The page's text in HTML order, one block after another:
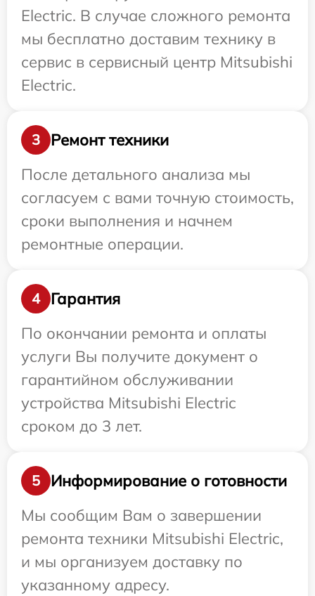
Electric. В случае сложного ремонта
мы бесплатно доставим технику в
сервис в сервисный центр Mitsubishi
Electric.
3
Ремонт техники
После детального анализа мы
согласуем с вами точную стоимость,
сроки выполнения и начнем
ремонтные операции.
4
Гарантия
По окончании ремонта и оплаты
услуги Вы получите документ о
гарантийном обслуживании
устройства Mitsubishi Electric
сроком до 3 лет.
5
Информирование о готовности
Мы сообщим Вам о завершении
ремонта техники Mitsubishi Electric,
и мы организуем доставку по
указанному адресу.